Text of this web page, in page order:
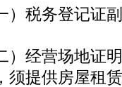
）税务登记证
）经营场地证
须提供房屋租